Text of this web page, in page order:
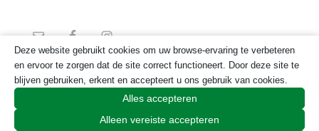
Deze website gebruikt cookies om uw browse-ervaring te verbeteren
en ervoor te zorgen dat de site correct functioneert. Door deze site te
blijven gebruiken, erkent en accepteert u ons gebruik van cookies.
Alles accepteren
Alleen vereiste accepteren